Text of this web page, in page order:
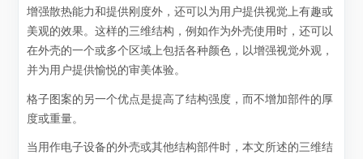
增强散热能力和提供刚度外，还可以为用户提供视觉上有趣或
美观的效果。这样的三维结构，例如作为外壳使用时，还可以
在外壳的一个或多个区域上包括各种颜色，以增强视觉外观，
并为用户提供愉悦的审美体验。
格子图案的另一个优点是提高了结构强度，而不增加部件的厚
度或重量。
当用作电子设备的外壳或其他结构部件时，本文所述的三维结